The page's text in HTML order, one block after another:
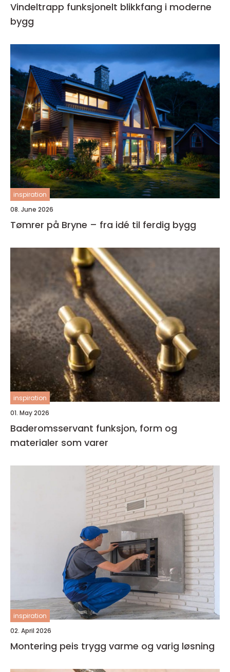
Vindeltrapp funksjonelt blikkfang i moderne
bygg
inspiration
08. June 2026
Tømrer på Bryne – fra idé til ferdig bygg
inspiration
01. May 2026
Baderomsservant funksjon, form og
materialer som varer
inspiration
02. April 2026
Montering peis trygg varme og varig løsning